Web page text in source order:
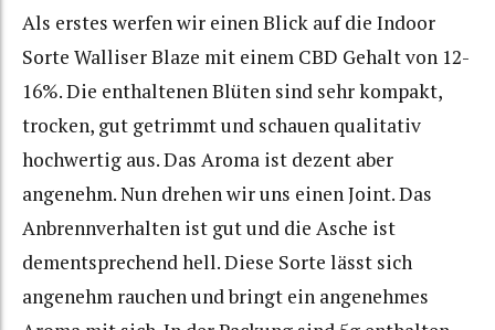
Als erstes werfen wir einen Blick auf die Indoor
Sorte Walliser Blaze mit einem CBD Gehalt von 12-
16%. Die enthaltenen Blüten sind sehr kompakt,
trocken, gut getrimmt und schauen qualitativ
hochwertig aus. Das Aroma ist dezent aber
angenehm. Nun drehen wir uns einen Joint. Das
Anbrennverhalten ist gut und die Asche ist
dementsprechend hell. Diese Sorte lässt sich
angenehm rauchen und bringt ein angenehmes